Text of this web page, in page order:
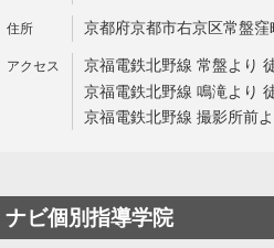
京都府京都市右京区常盤
京福電鉄北野線 常盤より
京福電鉄北野線 鳴滝より
京福電鉄北野線 撮影所前
ナビ個別指導学院